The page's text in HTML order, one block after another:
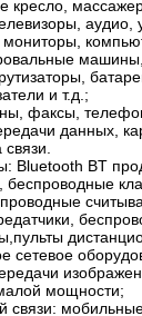
кресло,
аудио,
и т.д.;
факсы,
данных,
Bluetooth BT
сетевое
мощности;
связи: